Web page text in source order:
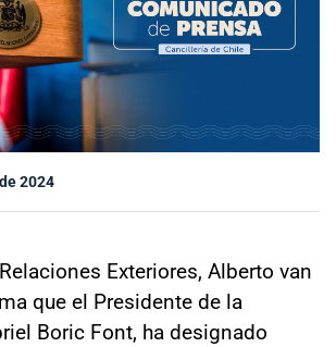
Relaciones Económicas
claro
2024
Exteriores, Alberto van
que el Presidente de la
Boric Font, ha designado